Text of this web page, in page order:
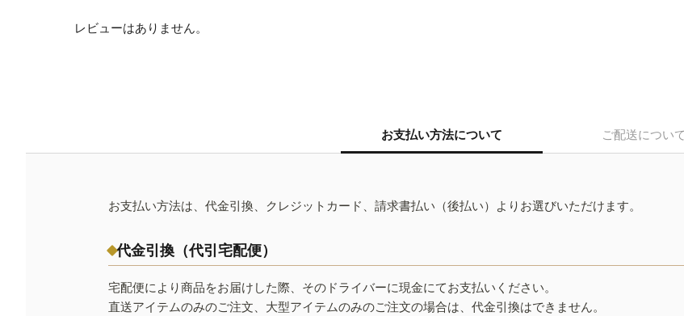
レビューはありません。
お支払い方法について ご配送について
お支払い方法は、代金引換、クレジットカード、請求書払い（後払い）よりお選びいただけます。
代金引換（代引宅配便）
宅配便により商品をお届けした際、そのドライバーに現金にてお支払いください。
直送アイテムのみのご注文、大型アイテムのみのご注文の場合は、代金引換はできません。